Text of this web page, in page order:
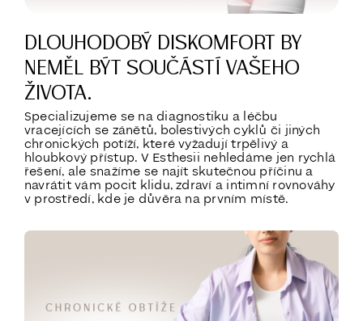
DLOUHODOBÝ DISKOMFORT BY
NEMĚL BÝT SOUČÁSTÍ VAŠEHO
ŽIVOTA.
Specializujeme se na diagnostiku a léčbu
vracejících se zánětů, bolestivých cyklů či jiných
chronických potíží, které vyžadují trpělivý a
hloubkový přístup. V Esthesii nehledáme jen rychlá
řešení, ale snažíme se najít skutečnou příčinu a
navrátit vám pocit klidu, zdraví a intimní rovnováhy
v prostředí, kde je důvěra na prvním místě.